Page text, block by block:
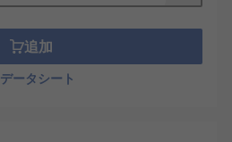
追加
データシート